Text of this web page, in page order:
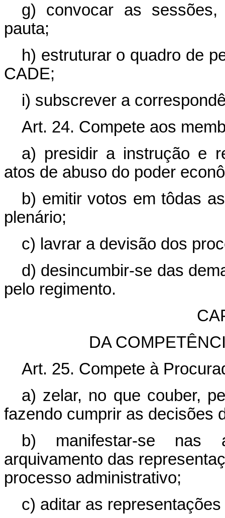
g) convocar as sessões,
pauta;
h) estruturar o quadro de
CADE;
i) subscrever a
Art. 24. Compete aos
a) presidir a instrução e
atos de abuso do poder
b) emitir votos em tôdas
plenário;
c) lavrar a devisão dos
d) desincumbir-se das
pelo regimento.
DA
Art. 25. Compete à
a) zelar, no que couber,
fazendo cumprir as decisões
b) manifestar-se nas
arquivamento das
processo administrativo;
c) aditar as